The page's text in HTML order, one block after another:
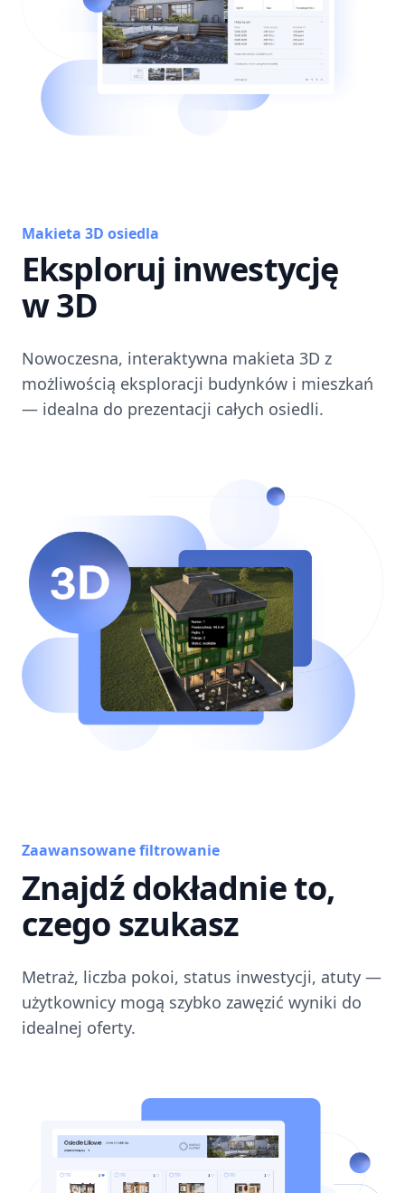
Makieta 3D osiedla
Eksploruj inwestycję
w 3D
Nowoczesna, interaktywna makieta 3D z
możliwością eksploracji budynków i mieszkań
— idealna do prezentacji całych osiedli.
Zaawansowane filtrowanie
Znajdź dokładnie to,
czego szukasz
Metraż, liczba pokoi, status inwestycji, atuty —
użytkownicy mogą szybko zawęzić wyniki do
idealnej oferty.